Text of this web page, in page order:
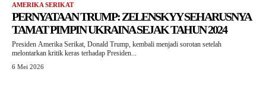
AMERIKA SERIKAT
PERNYATAAN TRUMP: ZELENSKYY SEHARUSNYA
TAMAT PIMPIN UKRAINA SEJAK TAHUN 2024
Presiden Amerika Serikat, Donald Trump, kembali menjadi sorotan setelah
melontarkan kritik keras terhadap Presiden...
6 Mei 2026